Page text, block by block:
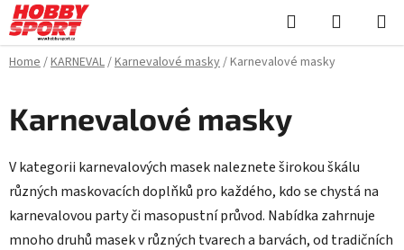
Skip
to
content
Search
CART
Home/KARNEVAL/Karnevalové masky/Karnevalové masky
Karnevalové masky
V kategorii karnevalových masek naleznete širokou škálu
různých maskovacích doplňků pro každého, kdo se chystá na
karnevalovou party či masopustní průvod. Nabídka zahrnuje
mnoho druhů masek v různých tvarech a barvách, od tradičních